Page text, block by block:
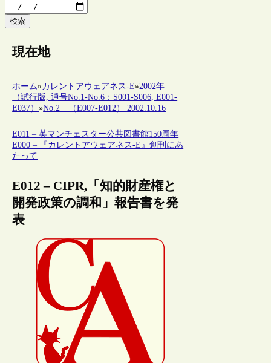
検索
現在地
ホーム»カレントアウェアネス-E»2002年
（試行版, 通号No.1-No.6：S001-S006, E001-
E037）»No.2 （E007-E012） 2002.10.16
E011 – 英マンチェスター公共図書館150周年
E000 – 『カレントアウェアネス-E』創刊にあ
たって
E012 – CIPR,「知的財産権と
開発政策の調和」報告書を発
表